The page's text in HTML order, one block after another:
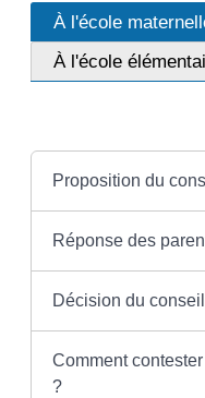
À l'école
À l'école
Proposition du
Réponse des
Décision du
Comment
?